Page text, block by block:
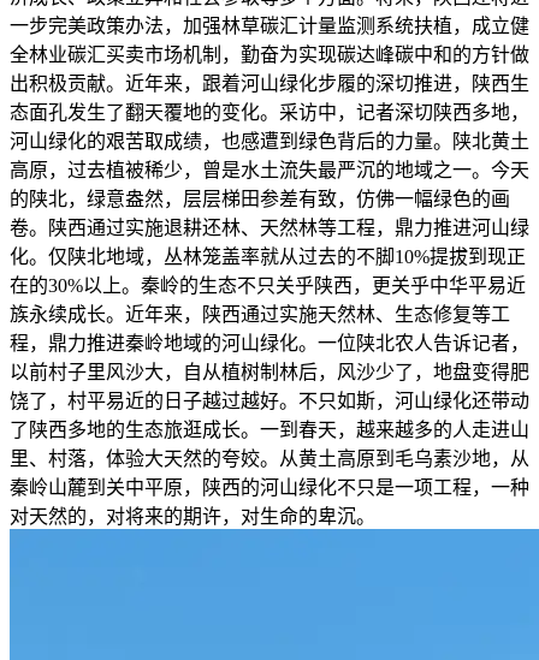
一步完美政策办法，加强林草碳汇计量监测系统扶植，成立健
全林业碳汇买卖市场机制，勤奋为实现碳达峰碳中和的方针做
出积极贡献。近年来，跟着河山绿化步履的深切推进，陕西生
态面孔发生了翻天覆地的变化。采访中，记者深切陕西多地，
河山绿化的艰苦取成绩，也感遭到绿色背后的力量。陕北黄土
高原，过去植被稀少，曾是水土流失最严沉的地域之一。今天
的陕北，绿意盎然，层层梯田参差有致，仿佛一幅绿色的画
卷。陕西通过实施退耕还林、天然林等工程，鼎力推进河山绿
化。仅陕北地域，丛林笼盖率就从过去的不脚10%提拔到现正
在的30%以上。秦岭的生态不只关乎陕西，更关乎中华平易近
族永续成长。近年来，陕西通过实施天然林、生态修复等工
程，鼎力推进秦岭地域的河山绿化。一位陕北农人告诉记者，
以前村子里风沙大，自从植树制林后，风沙少了，地盘变得肥
饶了，村平易近的日子越过越好。不只如斯，河山绿化还带动
了陕西多地的生态旅逛成长。一到春天，越来越多的人走进山
里、村落，体验大天然的夸姣。从黄土高原到毛乌素沙地，从
秦岭山麓到关中平原，陕西的河山绿化不只是一项工程，一种
对天然的，对将来的期许，对生命的卑沉。